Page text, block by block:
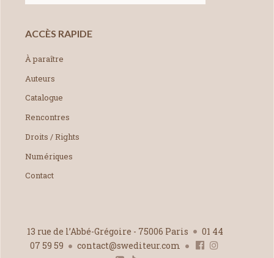
ACCÈS RAPIDE
À paraître
Auteurs
Catalogue
Rencontres
Droits / Rights
Numériques
Contact
13 rue de l’Abbé-Grégoire - 75006 Paris
01 44
07 59 59
contact@swediteur.com